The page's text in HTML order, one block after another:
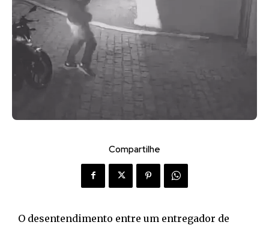
Compartilhe
O desentendimento entre um entregador de